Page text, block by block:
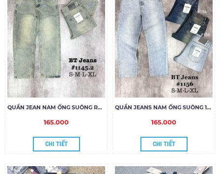
QUẦN JEAN NAM ỐNG SUÔNG RÊU-DƠ
165.000
CHI TIẾT
QUẦN JEANS NAM ỐNG SUÔNG 1156
165.000
CHI TIẾT